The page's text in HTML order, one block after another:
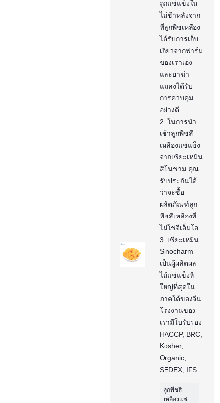
ถูกแช่แข็งใน
ไม่ช้าหลังจาก
ที่ลูกพีชเหลือง
ได้รับการเก็บ
เกี่ยวจากฟาร์ม
ของเราเอง
และยาฆ่า
แมลงได้รับ
การควบคุม
อย่างดี
2. ในการนำ
เข้าลูกพีชสี
เหลืองแช่แข็ง
จากเซียะเหมิน
สิโนชาม คุณ
รับประกันได้
ว่าจะซื้อ
ผลิตภัณฑ์ลูก
พีชสีเหลืองที่
ไม่ใช่จีเอ็มโอ
3. เซียะเหมิน
Sinocharm
เป็นผู้ผลิตผล
ไม้แช่แข็งที่
ใหญ่ที่สุดใน
ภาคใต้ของจีน
โรงงานของ
เรามีใบรับรอง
HACCP, BRC,
Kosher,
Organic,
SEDEX, IFS
ลูกพีชสี
เหลืองแช่